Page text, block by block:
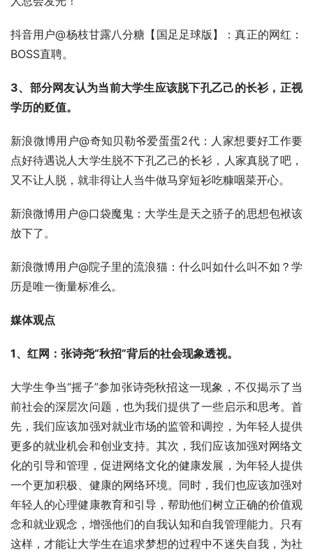
抖音用户@杨枝甘露八分糖【国足足球版】：真正的网红：
BOSS直聘。
3、部分网友认为当前大学生应该脱下孔乙己的长衫，正视
学历的贬值。
新浪微博用户@奇知贝勒爷爱蛋蛋2代：人家想要好工作要
点好待遇说人大学生脱不下孔乙己的长衫，人家真脱了吧，
又不让人脱，就非得让人当牛做马穿短衫吃糠咽菜开心。
新浪微博用户@口袋魔鬼：大学生是天之骄子的思想包袱该
放下了。
新浪微博用户@院子里的流浪猫：什么叫如什么叫不如？学
历是唯一衡量标准么。
媒体观点
1、红网：张诗尧“秋招”背后的社会现象透视。
大学生争当“摇子”参加张诗尧秋招这一现象，不仅揭示了当
前社会的深层次问题，也为我们提供了一些启示和思考。首
先，我们应该加强对就业市场的监管和调控，为年轻人提供
更多的就业机会和创业支持。其次，我们应该加强对网络文
化的引导和管理，促进网络文化的健康发展，为年轻人提供
一个更加积极、健康的网络环境。同时，我们也应该加强对
年轻人的心理健康教育和引导，帮助他们树立正确的价值观
念和就业观念，增强他们的自我认知和自我管理能力。只有
这样，才能让大学生在追求梦想的过程中不迷失自我，为社